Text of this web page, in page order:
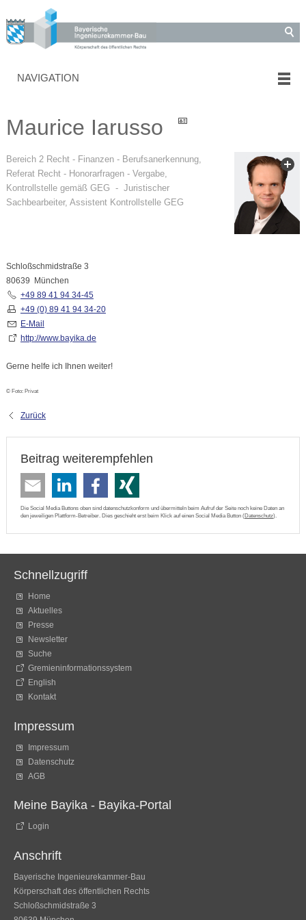
NAVIGATION
Maurice Iarusso
Bereich 2 Recht - Finanzen - Berufsanerkennung,
Referat Recht - Honorarfragen - Vergabe,
Kontrollstelle gemäß GEG - Juristischer
Sachbearbeiter, Assistent Kontrollstelle GEG
Schloßschmidstraße 3
80639 München
+49 89 41 94 34-45
+49 (0) 89 41 94 34-20
E-Mail
http://www.bayika.de
Gerne helfe ich Ihnen weiter!
© Foto: Privat
Zurück
Beitrag weiterempfehlen
Die Social Media Buttons oben sind datenschutzkonform und übermitteln beim Aufruf der Seite noch keine Daten an
den jeweiligen Plattform-Betreiber. Dies geschieht erst beim Klick auf einen Social Media Button (Datenschutz).
Schnellzugriff
Home
Aktuelles
Presse
Newsletter
Suche
Gremieninformationssystem
English
Kontakt
Impressum
Impressum
Datenschutz
AGB
Meine Bayika - Bayika-Portal
Login
Anschrift
Bayerische Ingenieurekammer-Bau
Körperschaft des öffentlichen Rechts
Schloßschmidstraße 3